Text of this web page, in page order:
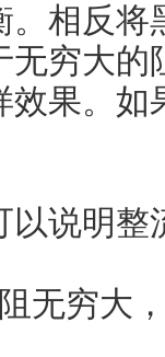
。相反
无穷大
果。
说明整
无穷大